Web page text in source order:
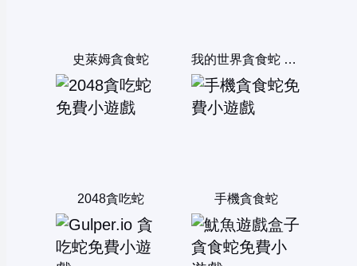
史萊姆貪食蛇 我的世界貪食蛇 2048
2048貪吃蛇 手機貪食蛇